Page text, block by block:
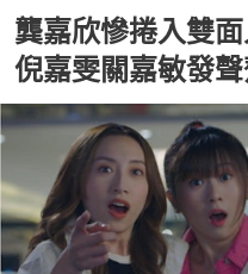
龔嘉欣慘捲入雙
倪嘉雯關嘉敏發